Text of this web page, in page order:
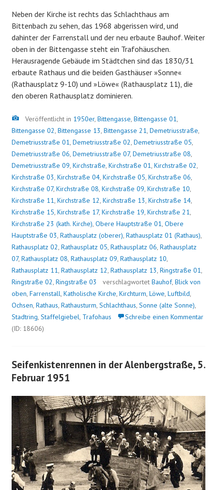
Neben der Kirche ist rechts das Schlachthaus am
Bittenbach zu sehen, das 1968 abgerissen wird, und
dahinter der Farrenstall und der neu erbaute Bauhof. Weiter
oben in der Bittengasse steht ein Trafohäuschen.
Herausragende Gebäude im Städtchen sind das 1830/31
erbaute Rathaus und die beiden Gasthäuser »Sonne«
(Rathausplatz 9-10) und »Löwe« (Rathausplatz 11), die
den oberen Rathausplatz dominieren.
Bild
Veröffentlicht in 1950er, Bittengasse, Bittengasse 01,
Bittengasse 02, Bittengasse 13, Bittengasse 21, Demetriusstraße,
Demetriusstraße 01, Demetriusstraße 02, Demetriusstraße 05,
Demetriusstraße 06, Demetriusstraße 07, Demetriusstraße 08,
Demetriusstraße 09, Kirchstraße, Kirchstraße 01, Kirchstraße 02,
Kirchstraße 03, Kirchstraße 04, Kirchstraße 05, Kirchstraße 06,
Kirchstraße 07, Kirchstraße 08, Kirchstraße 09, Kirchstraße 10,
Kirchstraße 11, Kirchstraße 12, Kirchstraße 13, Kirchstraße 14,
Kirchstraße 15, Kirchstraße 17, Kirchstraße 19, Kirchstraße 21,
Kirchstraße 23 (kath. Kirche), Obere Hauptstraße 01, Obere
Hauptstraße 03, Rathausplatz (oberer), Rathausplatz 01 (Rathaus),
Rathausplatz 02, Rathausplatz 05, Rathausplatz 06, Rathausplatz
07, Rathausplatz 08, Rathausplatz 09, Rathausplatz 10,
Rathausplatz 11, Rathausplatz 12, Rathausplatz 13, Ringstraße 01,
Ringstraße 02, Ringstraße 03 verschlagwortet Bauhof, Blick von
oben, Farrenstall, Katholische Kirche, Kirchturm, Löwe, Luftbild,
Ochsen, Rathaus, Rathausturm, Schlachthaus, Sonne (alte Sonne),
Stadtring, Staffelgiebel, Trafohaus
Schreibe einen Kommentar
(ID: 18606)
Seifenkistenrennen in der Alenbergstraße, 5.
Februar 1951